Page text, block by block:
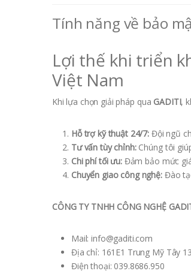
Tính năng về bảo
Lợi thế khi triển
Việt Nam
Khi lựa chọn giải pháp qua GADITI,
Hỗ trợ kỹ thuật 24/7: Đội ngũ
Tư vấn tùy chỉnh:Chúng tôi
Chi phí tối ưu:Đảm bảo mức
Chuyển giao công nghệ:Đào
CÔNG TY TNHH CÔNG NGHỆ
Mail:info@gaditi.com
Địa chỉ: 161E1 Trung Mỹ Tây
Điện thoại: 039.8686.950